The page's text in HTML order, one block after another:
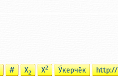
# X2 X2 Ӳкерчӗк http://